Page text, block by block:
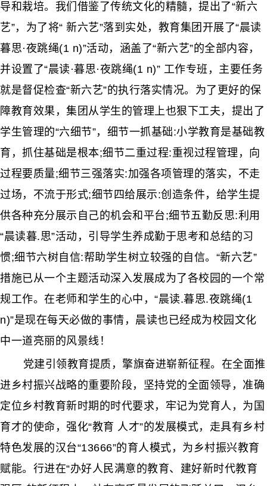
导和栽培。我们借鉴了传统文化的精髓，提出了“新六
艺”，为了将“ 新六艺”落到实处，教育集团开展了“晨读
暮思·夜跳绳(1 n)”活动，涵盖了“新六艺”的全部内容，
并设置了“晨读·暮思·夜跳绳(1 n)” 工作专班，主要任务
就是督促检查“新六艺”的执行落实情况。为了更好的保
障教育效果，集团从学生的管理上也狠下工夫，提出了
学生管理的“六细节”，细节一抓基础:小学教育是基础教
育，抓住基础是根本;细节二重过程:重视过程管理，向
过程要质量;细节三强落实:加强各项管理的落实，不走
过场，不流于形式;细节四给展示:创造条件，给学生提
供各种充分展示自己的机会和平台;细节五勤反思:利用
“晨读暮.思”活动，引导学生养成勤于思考和总结的习
惯;细节六树自信:帮助学生树立较强的自信。“新六艺”
措施已从一个主题活动深入发展成为了各校园的一个常
规工作。在老师和学生的心中，“晨读.暮思.夜跳绳(1
n)”是现在每天必做的事情，晨读也已经成为校园文化
中一道亮丽的风景线！
党建引领教育提质，擎旗奋进崭新征程。在全面推
进乡村振兴战略的重要阶段，坚持党的全面领导，准确
定位乡村教育新时期的时代要求，牢记为党育人，为国
育才的使命，强化“教育 人才”的发展模式，走具有乡村
特色发展的汉台“13666”的育人模式，为乡村振兴教育
赋能。行进在“办好人民满意的教育、建好新时代教育